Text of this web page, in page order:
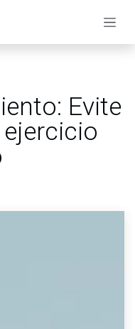
Evite